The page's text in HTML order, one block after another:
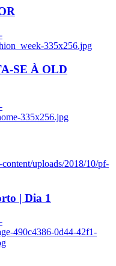
335x256.jpg
SE À OLD
335x256.jpg
uploads/2018/10/pf-
| Dia 1
490c4386-0d44-42f1-